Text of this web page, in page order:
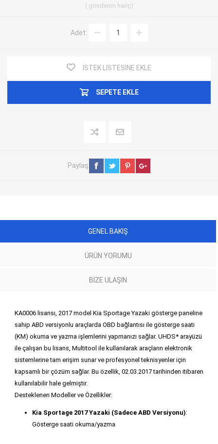
gönderim hariç
Adet:
İSTEK LISTESINE EKLE
SEPETE EKLE
Paylaş
GENEL BAKIŞ
ÜRÜN YORUMU
BIZE ULAŞIN
KA0006 lisansı, 2017 model Kia Sportage Yazaki gösterge paneline
sahip ABD versiyonlu araçlarda OBD bağlantısı ile gösterge saati
(KM) okuma ve yazma işlemlerini yapmanızı sağlar. UHDS* arayüzü
ile çalışan bu lisans, Multitool ile kullanılarak araçların elektronik
sistemlerine tam erişim sunar ve profesyonel teknisyenler için
kapsamlı bir çözüm sağlar. Bu özellik, 02.03.2017 tarihinden itibaren
kullanılabilir hale gelmiştir.
Desteklenen Modeller ve Özellikler:
Kia Sportage 2017 Yazaki (Sadece ABD Versiyonu):
Gösterge saati okuma/yazma